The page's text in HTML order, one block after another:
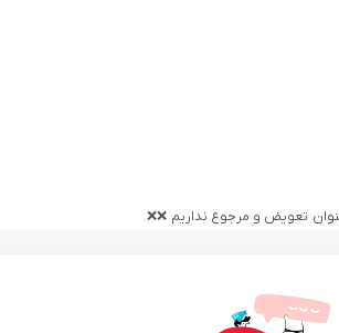
تعویض و مرجوع نداریم ❌❌
است و از الیاف ویسکوز و فلامنت در بافت آن استفاده